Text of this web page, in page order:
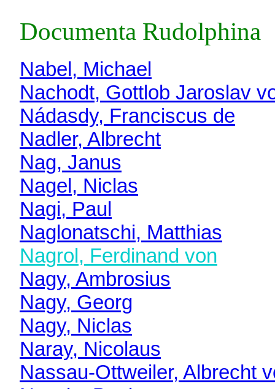
Documenta Rudolphina
Nabel, Michael
Nachodt, Gottlob Jaroslav
Nádasdy, Franciscus de
Nadler, Albrecht
Nag, Janus
Nagel, Niclas
Nagi, Paul
Naglonatschi, Matthias
Nagrol, Ferdinand von
Nagy, Ambrosius
Nagy, Georg
Nagy, Niclas
Naray, Nicolaus
Nassau-Ottweiler, Albrecht